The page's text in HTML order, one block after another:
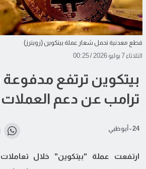
قطع معدنية تحمل شعار عملة بيتكوين (رويترز)
الثلاثاء 7 يوليو 2026 / 00:25
بيتكوين ترتفع
ترامب عن دعم العملات
24 - أبوظبي
ارتفعت عملة "بيتكوين" خلال تعاملات